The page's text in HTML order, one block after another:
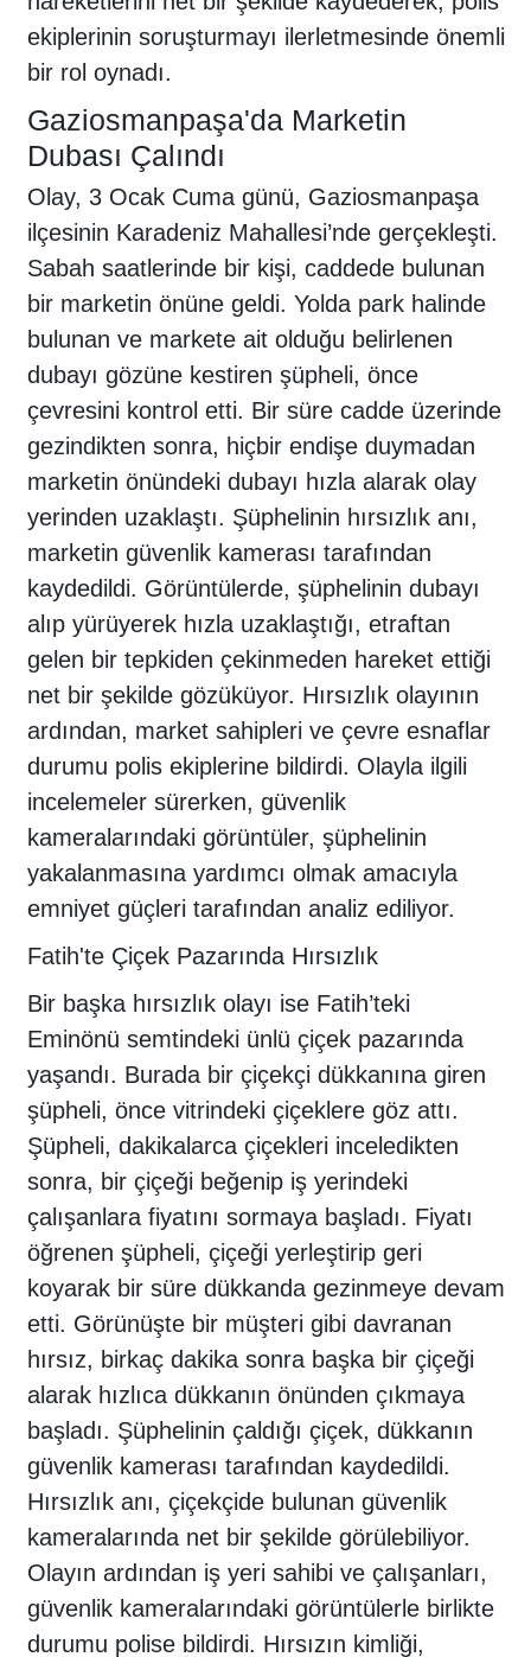
ekiplerinin soruşturmayı ilerletmesinde önemli
bir rol oynadı.
Gaziosmanpaşa'da Marketin
Dubası Çalındı
Olay, 3 Ocak Cuma günü, Gaziosmanpaşa
ilçesinin Karadeniz Mahallesi’nde gerçekleşti.
Sabah saatlerinde bir kişi, caddede bulunan
bir marketin önüne geldi. Yolda park halinde
bulunan ve markete ait olduğu belirlenen
dubayı gözüne kestiren şüpheli, önce
çevresini kontrol etti. Bir süre cadde üzerinde
gezindikten sonra, hiçbir endişe duymadan
marketin önündeki dubayı hızla alarak olay
yerinden uzaklaştı. Şüphelinin hırsızlık anı,
marketin güvenlik kamerası tarafından
kaydedildi. Görüntülerde, şüphelinin dubayı
alıp yürüyerek hızla uzaklaştığı, etraftan
gelen bir tepkiden çekinmeden hareket ettiği
net bir şekilde gözüküyor. Hırsızlık olayının
ardından, market sahipleri ve çevre esnaflar
durumu polis ekiplerine bildirdi. Olayla ilgili
incelemeler sürerken, güvenlik
kameralarındaki görüntüler, şüphelinin
yakalanmasına yardımcı olmak amacıyla
emniyet güçleri tarafından analiz ediliyor.
Fatih'te Çiçek Pazarında Hırsızlık
Bir başka hırsızlık olayı ise Fatih’teki
Eminönü semtindeki ünlü çiçek pazarında
yaşandı. Burada bir çiçekçi dükkanına giren
şüpheli, önce vitrindeki çiçeklere göz attı.
Şüpheli, dakikalarca çiçekleri inceledikten
sonra, bir çiçeği beğenip iş yerindeki
çalışanlara fiyatını sormaya başladı. Fiyatı
öğrenen şüpheli, çiçeği yerleştirip geri
koyarak bir süre dükkanda gezinmeye devam
etti. Görünüşte bir müşteri gibi davranan
hırsız, birkaç dakika sonra başka bir çiçeği
alarak hızlıca dükkanın önünden çıkmaya
başladı. Şüphelinin çaldığı çiçek, dükkanın
güvenlik kamerası tarafından kaydedildi.
Hırsızlık anı, çiçekçide bulunan güvenlik
kameralarında net bir şekilde görülebiliyor.
Olayın ardından iş yeri sahibi ve çalışanları,
güvenlik kameralarındaki görüntülerle birlikte
durumu polise bildirdi. Hırsızın kimliği,